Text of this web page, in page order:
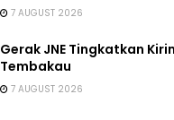
7 AUGUST 2026
Gerak JNE Tingkatkan
Tembakau
7 AUGUST 2026